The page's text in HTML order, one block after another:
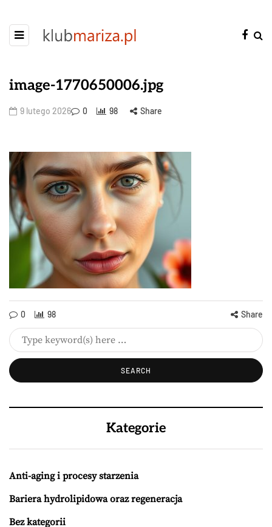
image-1770650006.jpg
9 lutego 2026 0 98 Share
0 98 Share
Kategorie
Anti-aging i procesy starzenia
Bariera hydrolipidowa oraz regeneracja
Bez kategorii